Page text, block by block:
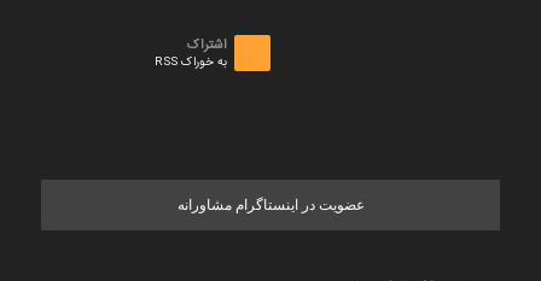
اشتراک
به خوراک RSS
عضویت در اینستاگرام مشاورانه